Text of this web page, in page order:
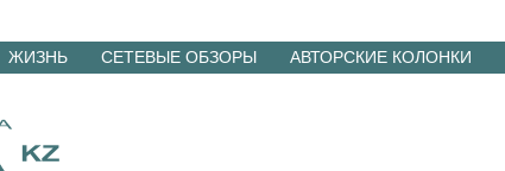
ЖИЗНЬ СЕТЕВЫЕ ОБЗОРЫ АВТОРСКИЕ КОЛОНКИ